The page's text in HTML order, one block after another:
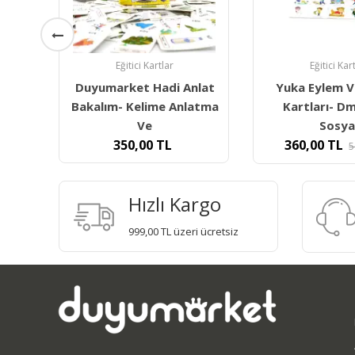
Eğitici Kartlar
Yuka Eylem Ve Duygu
Kartları- Dm1064 |
Sosyal
360,00TL 500,00
Eğitici
Duyumarket
Konuşma
2.000,00 TL
Hızlı Kargo
999,00 TL üzeri ücretsiz